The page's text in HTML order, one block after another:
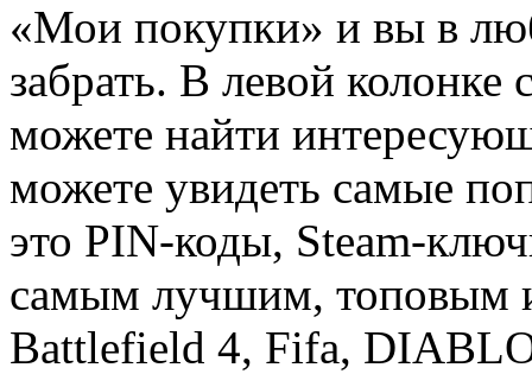
«Мои покупки» и вы в
забрать. В левой
можете найти
можете увидеть самые
это PIN-коды, Steam-
самым лучшим, топовым
Battlefield 4, Fifa,